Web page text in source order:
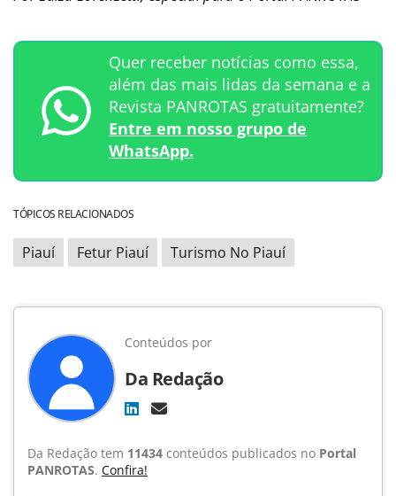
Quer receber notícias como essa,
além das mais lidas da semana e a
Revista PANROTAS gratuitamente?
Entre em nosso grupo de
WhatsApp.
TÓPICOS RELACIONADOS
Piauí Fetur Piauí Turismo No Piauí
Conteúdos por
Da Redação
Da Redação tem 11434 conteúdos publicados no Portal
PANROTAS. Confira!